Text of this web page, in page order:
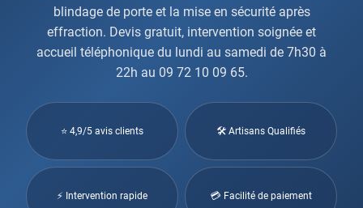
blindage de porte et la mise en sécurité après
effraction. Devis gratuit, intervention soignée et
accueil téléphonique du lundi au samedi de 7h30 à
22h au 09 72 10 09 65.
⭐ 4,9/5 avis clients 🛠 Artisans Qualifiés
⚡ Intervention rapide 💳 Facilité de paiement